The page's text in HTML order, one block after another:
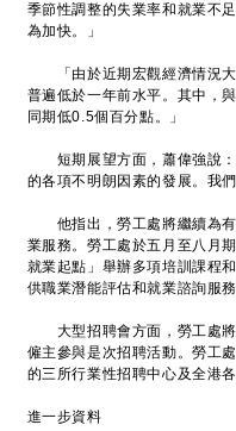
季節性調整的失業率和就業不
為加快。」
「由於近期宏觀經濟情況大
普遍低於一年前水平。其中，
同期低0.5個百分點。」
短期展望方面，蕭偉強說：
的各項不明朗因素的發展。我
他指出，勞工處將繼續為有
業服務。勞工處於五月至八月
就業起點」舉辦多項培訓課程
供職業潛能評估和就業諮詢服務
大型招聘會方面，勞工處將
僱主參與是次招聘活動。勞工
的三所行業性招聘中心及全港
進一步資料